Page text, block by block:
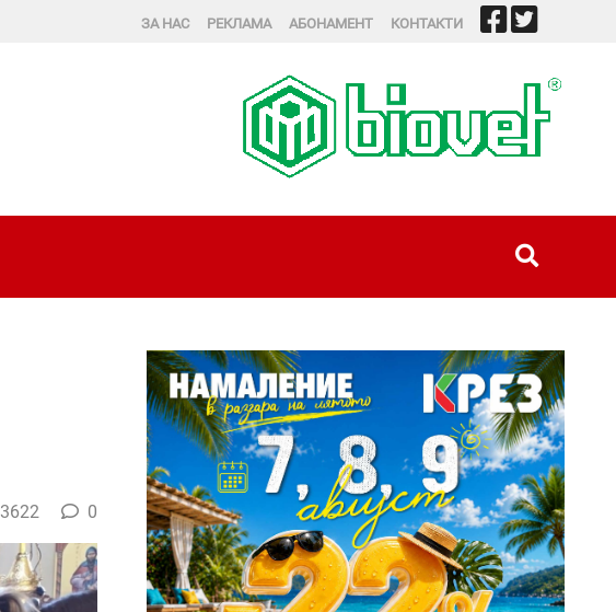
ЗА НАС РЕКЛАМА АБОНАМЕНТ КОНТАКТИ
3622 0